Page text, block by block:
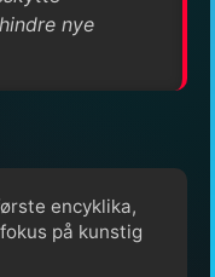
nye
encyklika,
på kunstig